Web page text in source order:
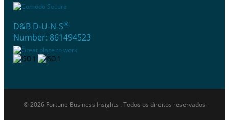
D&B D-U-N-S®
Number: 861494523
© 2026 Fortune Business Insights . Todos os direitos reservados